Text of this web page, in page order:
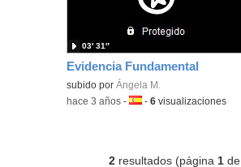
Evidencia Fundamental
subido porÁngela M.
03′ 31″
-hace 3 años -Idioma:
-6 visualizaciones
2 resultados (página 1 de